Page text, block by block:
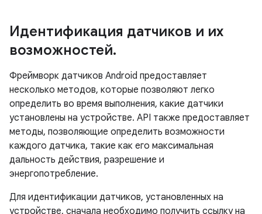
Идентификация датчиков и их
возможностей.
Фреймворк датчиков Android предоставляет
несколько методов, которые позволяют легко
определить во время выполнения, какие датчики
установлены на устройстве. API также предоставляет
методы, позволяющие определить возможности
каждого датчика, такие как его максимальная
дальность действия, разрешение и
энергопотребление.
Для идентификации датчиков, установленных на
устройстве, сначала необходимо получить ссылку на